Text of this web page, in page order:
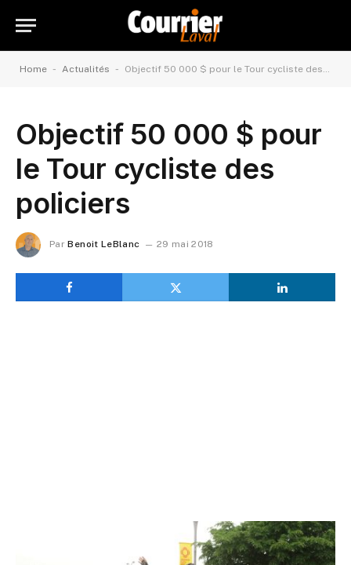
Home - Actualités - Objectif 50 000 $ pour le Tour cycliste des policiers
Objectif 50 000 $ pour
le Tour cycliste des
policiers
Par Benoit LeBlanc 29 mai 2018